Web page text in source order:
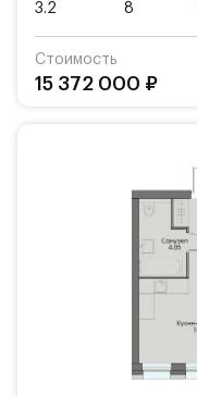
3.2
8
Стоимость
15 372 000 ₽